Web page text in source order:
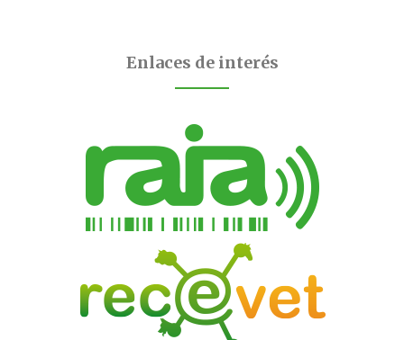
Enlaces de interés